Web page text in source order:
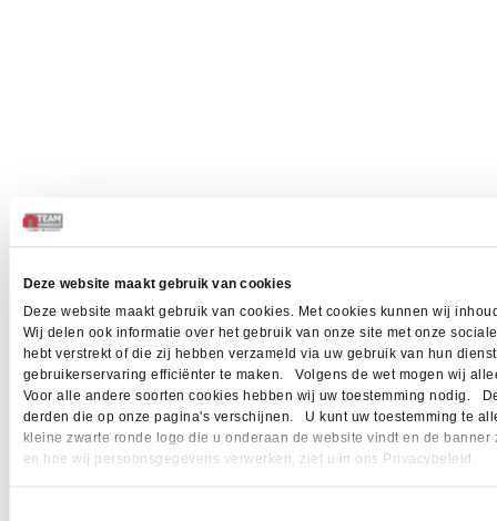
Deze website maakt gebruik van cookies
Deze website maakt gebruik van cookies. Met cookies kunnen wij
Wij delen ook informatie over het gebruik van onze site met onze
hebt verstrekt of die zij hebben verzameld via uw gebruik van hun
gebruikerservaring efficiënter te maken. Volgens de wet mogen wij
Voor alle andere soorten cookies hebben wij uw toestemming nodig.
derden die op onze pagina's verschijnen. U kunt uw toestemming te
kleine zwarte ronde logo die u onderaan de website vindt en de
en hoe wij persoonsgegevens verwerken, ziet u in ons Privacybeleid.